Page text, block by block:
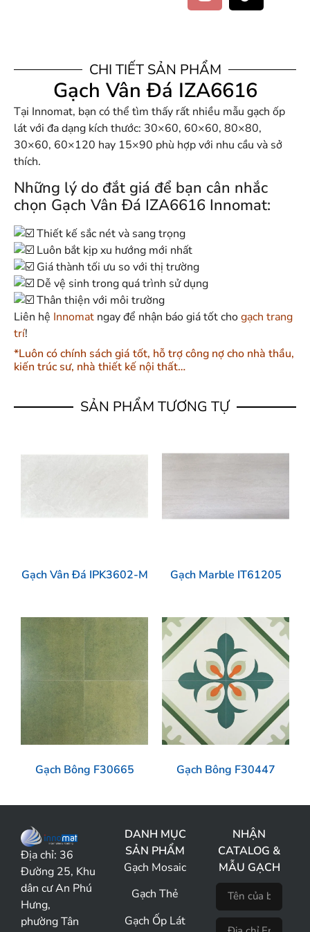
CHI TIẾT SẢN PHẨM
Gạch Vân Đá IZA6616
Tại Innomat, bạn có thể tìm thấy rất nhiều mẫu gạch ốp
lát với đa dạng kích thước: 30×60, 60×60, 80×80,
30×60, 60×120 hay 15×90 phù hợp với nhu cầu và sở
thích.
Những lý do đắt giá để bạn cân nhắc
chọn Gạch Vân Đá IZA6616 Innomat:
Thiết kế sắc nét và sang trọng
Luôn bắt kịp xu hướng mới nhất
Giá thành tối ưu so với thị trường
Dễ vệ sinh trong quá trình sử dụng
Thân thiện với môi trường
Liên hệ Innomat ngay để nhận báo giá tốt chogạch trang
trí!
*Luôn có chính sách giá tốt, hỗ trợ công nợ cho nhà thầu,
kiến trúc sư, nhà thiết kế nội thất…
SẢN PHẨM TƯƠNG TỰ
Gạch Vân Đá IPK3602-M Gạch Marble IT61205
Gạch Bông F30665 Gạch Bông F30447
Địa chỉ: 36
Đường 25, Khu
dân cư An Phú
Hưng,
phường Tân
DANH MỤC
SẢN PHẨM
Gạch Mosaic
Gạch Thẻ
Gạch Ốp Lát
NHẬN
CATALOG &
MẪU GẠCH